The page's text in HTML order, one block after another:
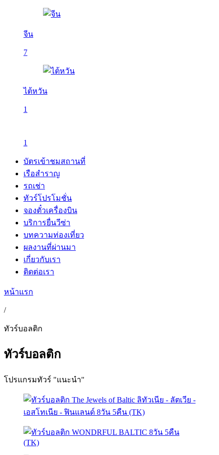
จีน
7
ไต้หวัน
1
1
บัตรเข้าชมสถานที่
เรือสำราญ
รถเช่า
ทัวร์โปรโมชั่น
จองตั๋วเครื่องบิน
บริการยื่นวีซ่า
บทความท่องเที่ยว
ผลงานที่ผ่านมา
เกี่ยวกับเรา
ติดต่อเรา
หน้าแรก
/
ทัวร์บอลติก
ทัวร์บอลติก
โปรแกรมทัวร์ "แนะนำ"